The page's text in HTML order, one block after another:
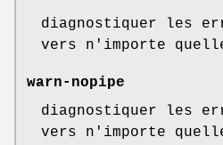
diagnostiquer les
vers n'importe
warn-nopipe
diagnostiquer les
vers n'importe